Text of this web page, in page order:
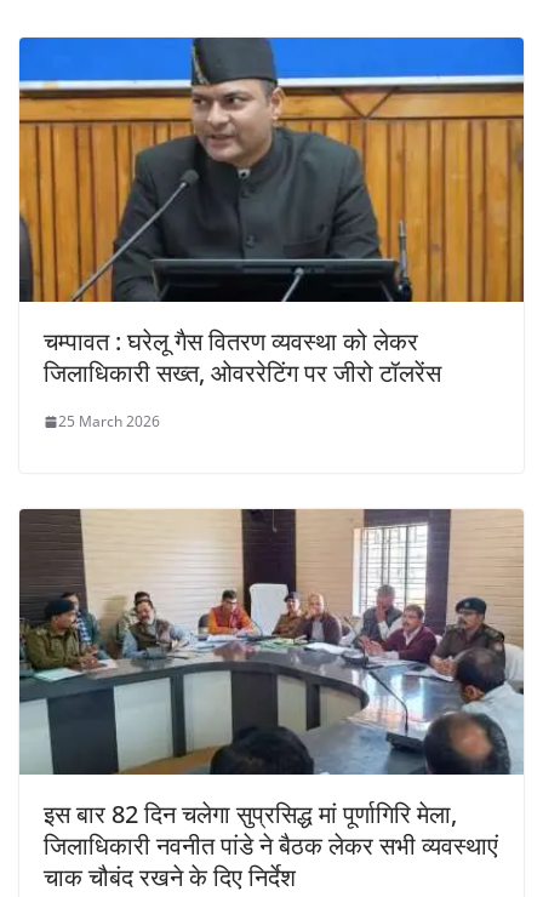
चम्पावत : घरेलू गैस वितरण व्यवस्था को लेकर
जिलाधिकारी सख्त, ओवररेटिंग पर जीरो टॉलरेंस
25 March 2026
इस बार 82 दिन चलेगा सुप्रसिद्ध मां पूर्णागिरि मेला,
जिलाधिकारी नवनीत पांडे ने बैठक लेकर सभी व्यवस्थाएं
चाक चौबंद रखने के दिए निर्देश